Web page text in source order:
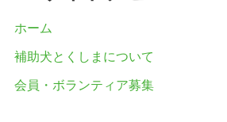
ホーム
補助犬とくしまについて
会員・ボランティア募集